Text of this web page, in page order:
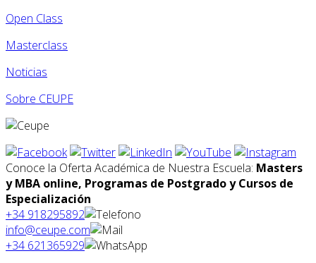
Open Class
Masterclass
Noticias
Sobre CEUPE
Conoce la Oferta Académica de Nuestra Escuela: Masters
y MBA online, Programas de Postgrado y Cursos de
Especialización
+34 918295892
info@ceupe.com
+34 621365929